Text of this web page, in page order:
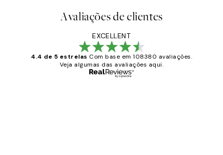
Avaliações de clientes
EXCELLENT
4.4 de 5 estrelas Com base em 108380 avaliações.
Veja algumas das avaliações aqui.